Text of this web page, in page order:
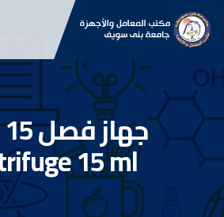
جهاز فصل 15 مللي
15 ml